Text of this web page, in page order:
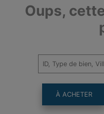
Oups,
À ACHETER